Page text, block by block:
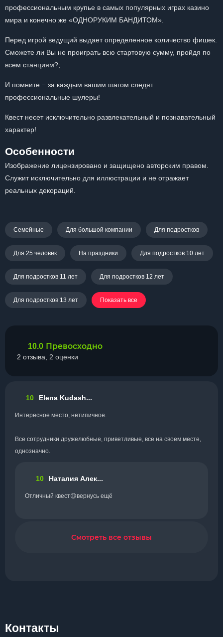
профессиональным крупье в самых популярных играх казино
мира и конечно же «ОДНОРУКИМ БАНДИТОМ».
Перед игрой ведущий выдает определенное количество фишек.
Сможете ли Вы не проиграть всю стартовую сумму, пройдя по
всем станциям?;
И помните − за каждым вашим шагом следят
профессиональные шулеры!
Квест несет исключительно развлекательный и познавательный
характер!
Особенности
Изображение лицензировано и защищено авторским правом.
Служит исключительно для иллюстрации и не отражает
реальных декораций.
Семейные Для большой компании Для подростков
Для 25 человек На праздники Для подростков 10 лет
Для подростков 11 лет Для подростков 12 лет
Для подростков 13 лет Показать все
10.0 Превосходно
2 отзыва, 2 оценки
10 Elena Kudash...
Интересное место, нетипичное.
Все сотрудники дружелюбные, приветливые, все на своем месте,
однозначно.
10 Наталия Алек...
Отличный квест😉вернусь ещё
Смотреть все отзывы
Контакты